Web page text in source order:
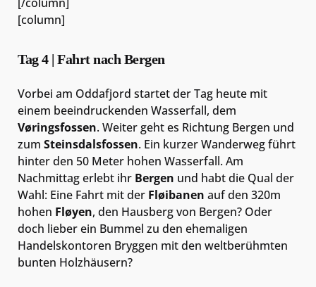
[column]
Tag 4 | Fahrt nach Bergen
Vorbei am Oddafjord startet der Tag heute mit
einem beeindruckenden Wasserfall, dem
Vøringsfossen. Weiter geht es Richtung Bergen und
zum Steinsdalsfossen. Ein kurzer Wanderweg führt
hinter den 50 Meter hohen Wasserfall. Am
Nachmittag erlebt ihr Bergen und habt die Qual der
Wahl: Eine Fahrt mit der Fløibanen auf den 320m
hohen Fløyen, den Hausberg von Bergen? Oder
doch lieber ein Bummel zu den ehemaligen
Handelskontoren Bryggen mit den weltberühmten
bunten Holzhäusern?